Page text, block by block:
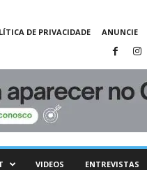
DE PRIVACIDADE ANUNCIE
VIDEOS ENTREVISTAS